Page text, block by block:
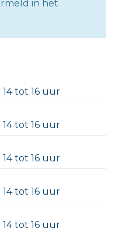
in het
14 tot 16 uur
14 tot 16 uur
14 tot 16 uur
14 tot 16 uur
14 tot 16 uur